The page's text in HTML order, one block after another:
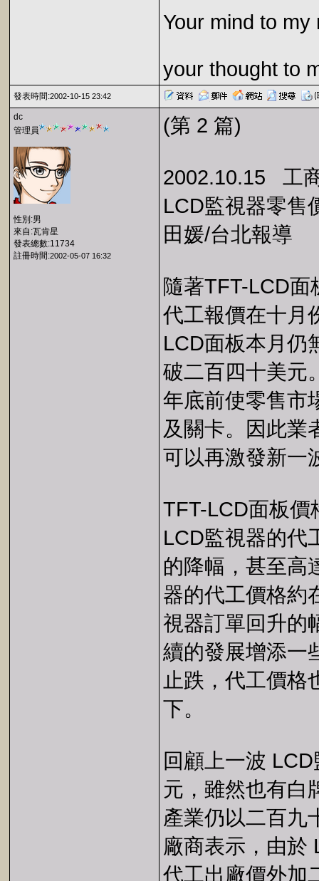
Your mind to my
your thought to
發表時間:2002-10-15 23:42
dc
管理員
性別:男
來自:瓦肯星
發表總數:11734
註冊時間:2002-05-07 16:32
(第 2 篇)
2002.10.15 工
LCD監視器零售
田媛/台北報導
隨著TFT-LCD
代工報價在十月
LCD面板本月仍
破二百四十美元
年底前使零售市
及關卡。因此業
可以再激發新一
TFT-LCD面板價
LCD監視器的代
的降幅，甚至高
器的代工價格約
視器訂單回升的
續的發展增添一
止跌，代工價格
下。
回顧上一波
元，雖然也有白
產業仍以二百九
廠商表示，由於
代工出廠價外加